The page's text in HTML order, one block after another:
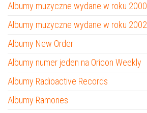
Albumy muzyczne wydane w roku 2000
Albumy muzyczne wydane w roku 2002
Albumy New Order
Albumy numer jeden na Oricon Weekly
Albumy Radioactive Records
Albumy Ramones